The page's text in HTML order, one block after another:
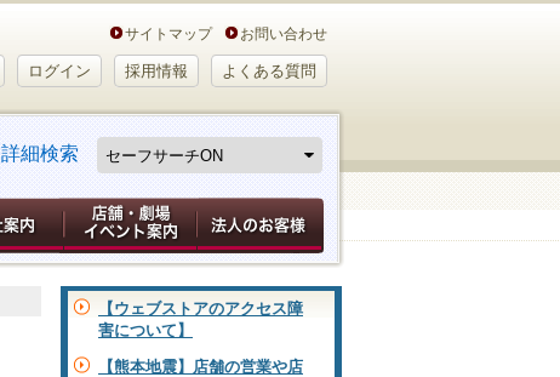
サイトマップ お問い合わせ
ログイン 採用情報 よくある質問
詳細検索
【ウェブストアのアクセス障
害について】
【熊本地震】店舗の営業や店